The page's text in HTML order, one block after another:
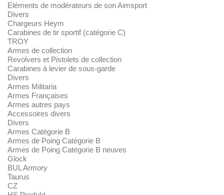
Eléments de modérateurs de son Aimsport
Divers
Chargeurs Heym
Carabines de tir sportif (catégorie C)
TROY
Armes de collection
Revolvers et Pistolets de collection
Carabines à levier de sous-garde
Divers
Armes Militaria
Armes Françaises
Armes autres pays
Accessoires divers
Divers
Armes Catégorie B
Armes de Poing Catégorie B
Armes de Poing Catégorie B neuves
Glock
BUL Armory
Taurus
CZ